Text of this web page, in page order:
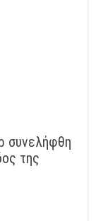
συνελήφθη
της